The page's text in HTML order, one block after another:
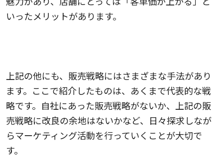
いったメリットがあります。
上記の他にも、販売戦略にはさまざまな手法があり
ます。ここで紹介したものは、あくまで代表的な戦
略です。自社にあった販売戦略がないか、上記の販
売戦略に改良の余地はないかなど、日々探求しなが
らマーケティング活動を行っていくことが大切で
す。